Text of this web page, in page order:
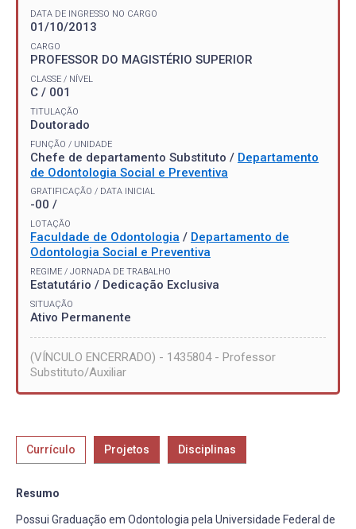
DATA DE INGRESSO NO CARGO
01/10/2013
CARGO
PROFESSOR DO MAGISTÉRIO SUPERIOR
CLASSE / NÍVEL
C / 001
TITULAÇÃO
Doutorado
FUNÇÃO / UNIDADE
Chefe de departamento Substituto / Departamento
de Odontologia Social e Preventiva
GRATIFICAÇÃO / DATA INICIAL
-00 /
LOTAÇÃO
Faculdade de Odontologia / Departamento de
Odontologia Social e Preventiva
REGIME / JORNADA DE TRABALHO
Estatutário / Dedicação Exclusiva
SITUAÇÃO
Ativo Permanente
(VÍNCULO ENCERRADO) - 1435804 - Professor
Substituto/Auxiliar
Currículo Projetos Disciplinas
Resumo
Possui Graduação em Odontologia pela Universidade Federal de